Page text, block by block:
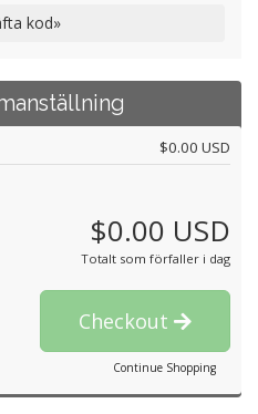
kod»
$0.00 USD
$0.00 USD
Totalt som förfaller i dag
Checkout
Continue Shopping